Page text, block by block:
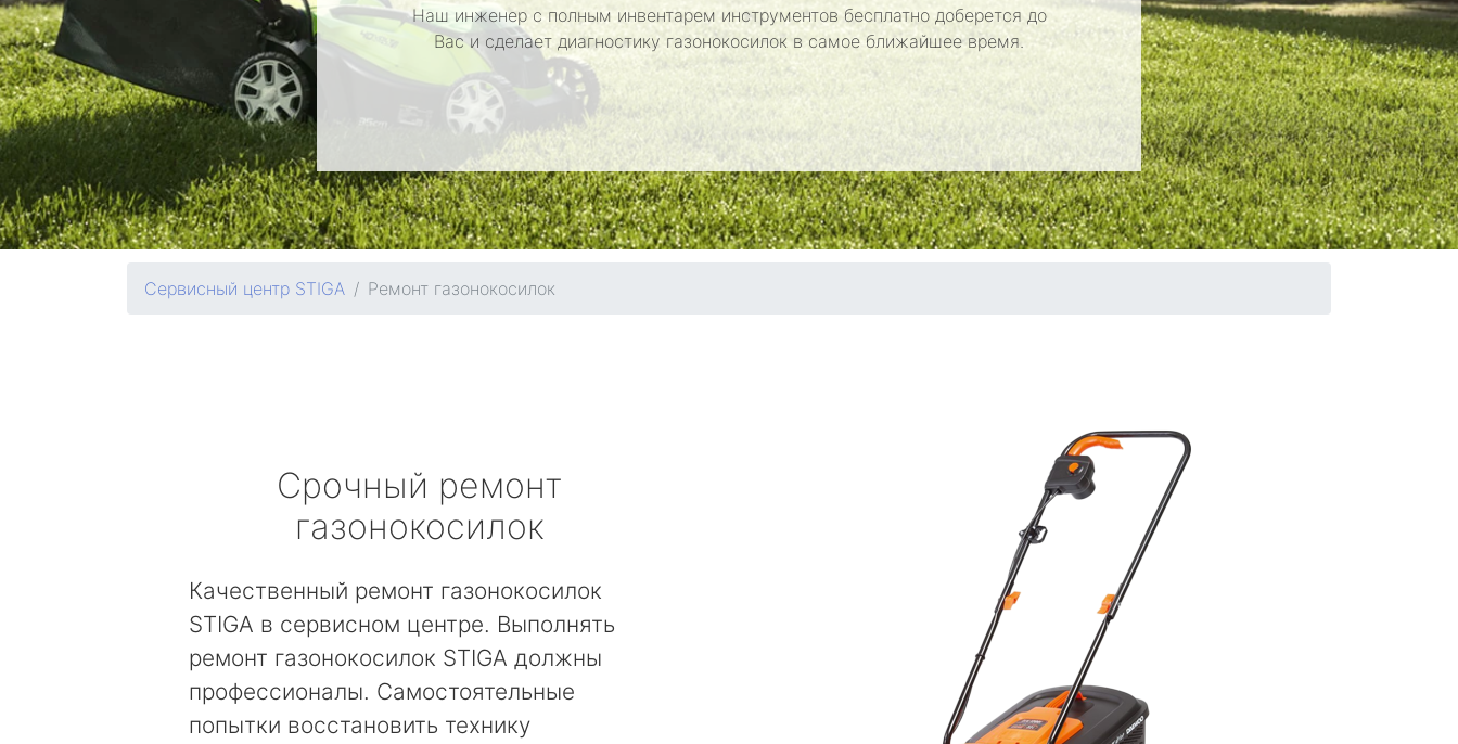
Наш инженер с полным инвентарем инструментов бесплатно доберется до
Вас и сделает диагностику газонокосилок в самое ближайшее время.
Сервисный центр STIGA Ремонт газонокосилок
Срочный ремонт
газонокосилок
Качественный ремонт газонокосилок
STIGA в сервисном центре. Выполнять
ремонт газонокосилок STIGA должны
профессионалы. Самостоятельные
попытки восстановить технику